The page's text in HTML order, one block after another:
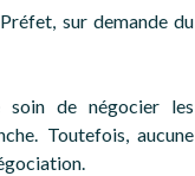
sur demande du
soin de négocier les
Toutefois, aucune